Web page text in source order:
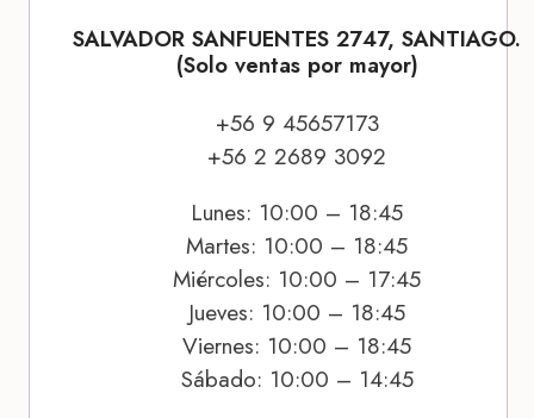
SALVADOR SANFUENTES 2747, SANTIAGO.
(Solo ventas por mayor)
+56 9 45657173
+56 2 2689 3092
Lunes: 10:00 – 18:45
Martes: 10:00 – 18:45
Miércoles: 10:00 – 17:45
Jueves: 10:00 – 18:45
Viernes: 10:00 – 18:45
Sábado: 10:00 – 14:45